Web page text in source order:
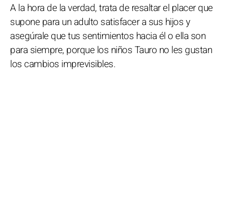
A la hora de la verdad, trata de resaltar el placer que
supone para un adulto satisfacer a sus hijos y
asegúrale que tus sentimientos hacia él o ella son
para siempre, porque los niños Tauro no les gustan
los cambios imprevisibles.